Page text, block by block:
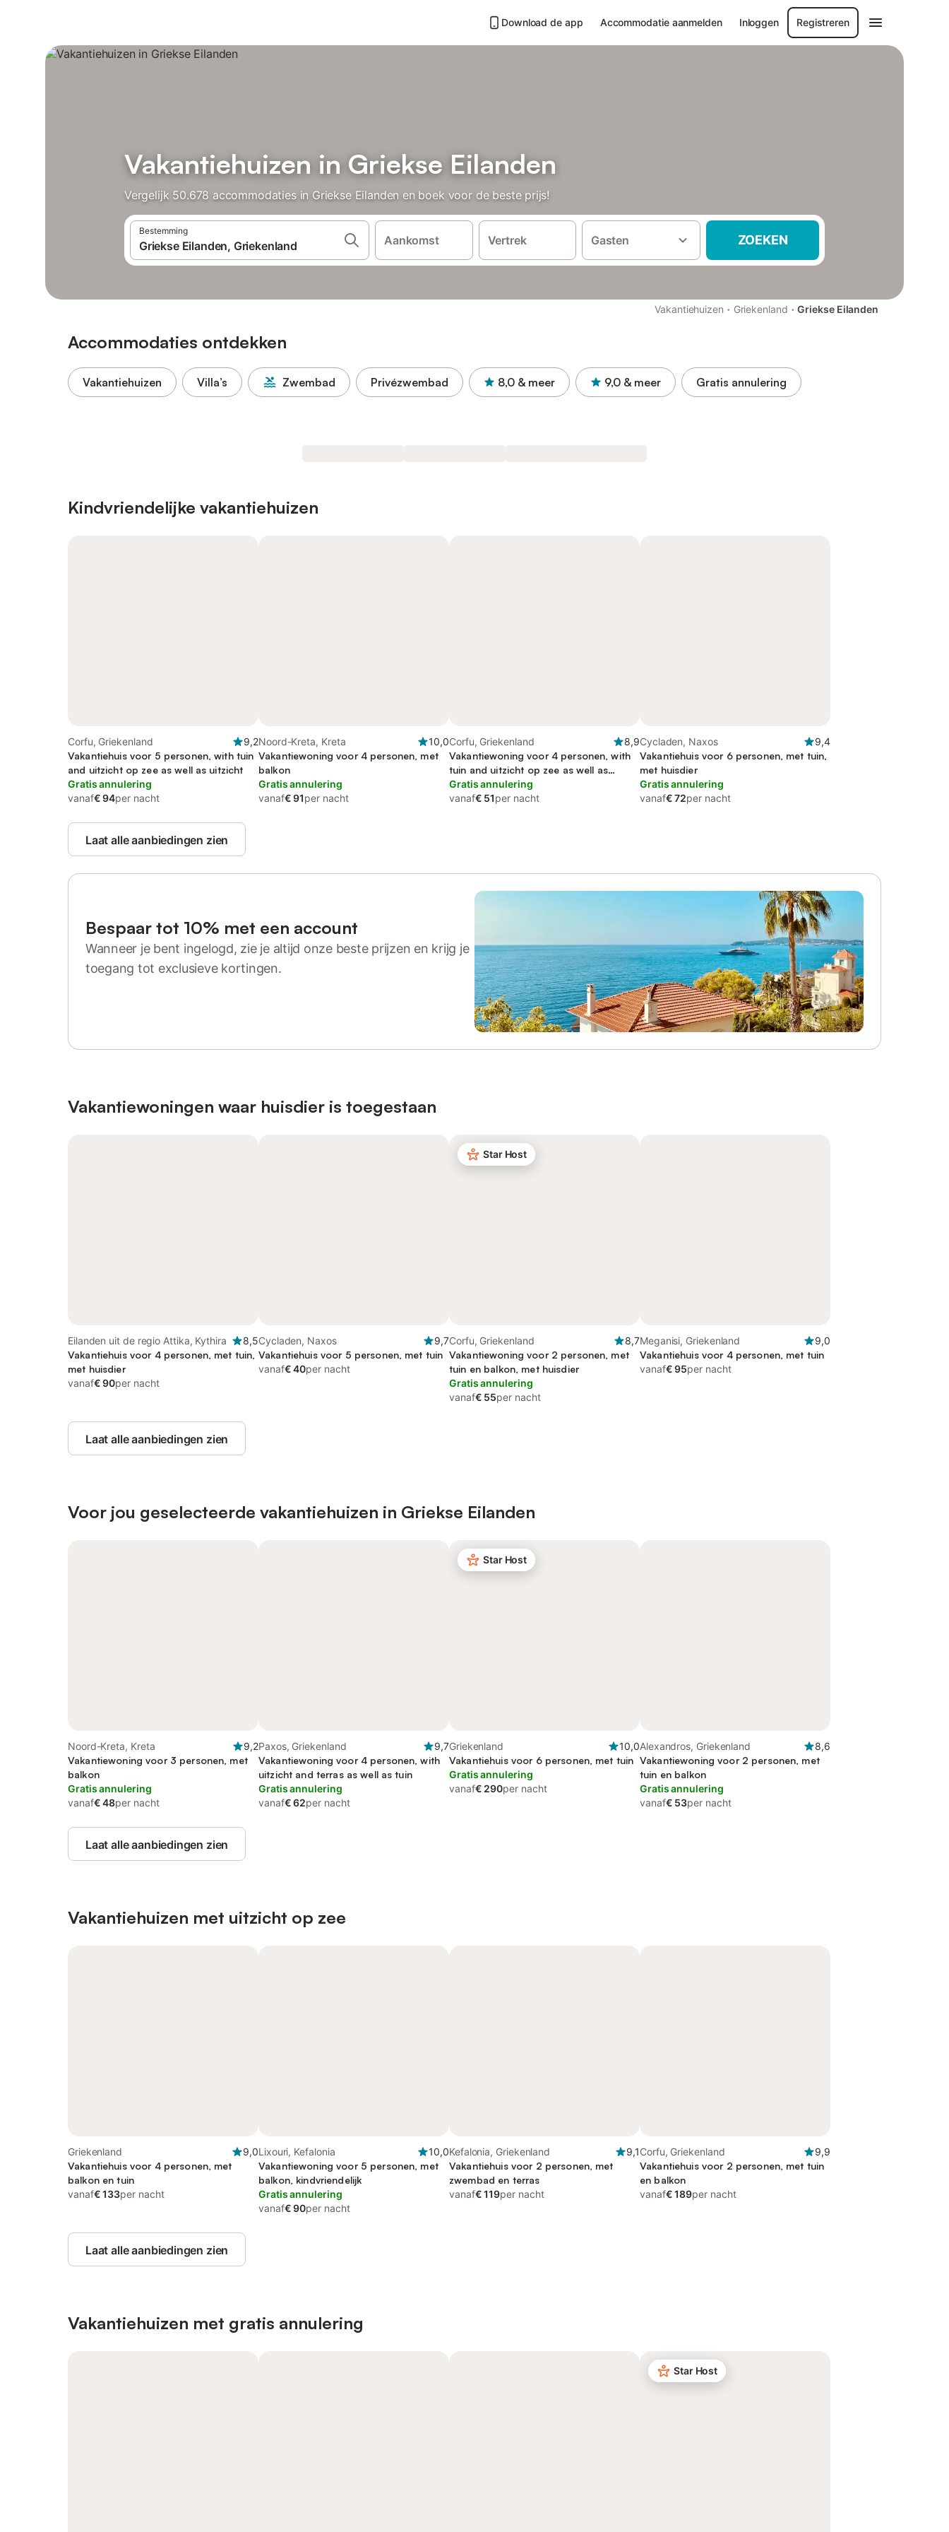
Download de app Accommodatie aanmelden Inloggen Registreren
Vakantiehuizen in Griekse Eilanden
Vergelijk 50.678 accommodaties in Griekse Eilanden en boek voor de beste prijs!
Bestemming
Aankomst Vertrek Gasten ZOEKEN
Vakantiehuizen · Griekenland · Griekse Eilanden
Accommodaties ontdekken
Vakantiehuizen Villa’s Zwembad Privézwembad 8,0 & meer 9,0 & meer Gratis annulering
Kindvriendelijke vakantiehuizen
Corfu, Griekenland
9,2
Vakantiehuis voor 5 personen, with tuin
and uitzicht op zee as well as uitzicht
Gratis annulering
vanaf€ 94per nacht
Noord-Kreta, Kreta
10,0
Vakantiewoning voor 4 personen, met
balkon
Gratis annulering
vanaf€ 91per nacht
Corfu, Griekenland
8,9
Vakantiewoning voor 4 personen, with
tuin and uitzicht op zee as well as
uitzicht
Gratis annulering
vanaf€ 51per nacht
Cycladen, Naxos
9,4
Vakantiehuis voor 6 personen, met tuin,
met huisdier
Gratis annulering
vanaf€ 72per nacht
Laat alle aanbiedingen zien
Bespaar tot 10% met een account
Wanneer je bent ingelogd, zie je altijd onze beste prijzen en krijg je
toegang tot exclusieve kortingen.
Vakantiewoningen waar huisdier is toegestaan
Eilanden uit de regio Attika, Kythira
8,5
Vakantiehuis voor 4 personen, met tuin,
met huisdier
vanaf€ 90per nacht
Cycladen, Naxos
9,7
Vakantiehuis voor 5 personen, met tuin
vanaf€ 40per nacht
Star Host
Corfu, Griekenland
8,7
Vakantiewoning voor 2 personen, met
tuin en balkon, met huisdier
Gratis annulering
vanaf€ 55per nacht
Meganisi, Griekenland
9,0
Vakantiehuis voor 4 personen, met tuin
vanaf€ 95per nacht
Laat alle aanbiedingen zien
Voor jou geselecteerde vakantiehuizen in Griekse Eilanden
Noord-Kreta, Kreta
9,2
Vakantiewoning voor 3 personen, met
balkon
Gratis annulering
vanaf€ 48per nacht
Paxos, Griekenland
9,7
Vakantiewoning voor 4 personen, with
uitzicht and terras as well as tuin
Gratis annulering
vanaf€ 62per nacht
Star Host
Griekenland
10,0
Vakantiehuis voor 6 personen, met tuin
Gratis annulering
vanaf€ 290per nacht
Alexandros, Griekenland
8,6
Vakantiewoning voor 2 personen, met
tuin en balkon
Gratis annulering
vanaf€ 53per nacht
Laat alle aanbiedingen zien
Vakantiehuizen met uitzicht op zee
Griekenland
9,0
Vakantiehuis voor 4 personen, met
balkon en tuin
vanaf€ 133per nacht
Lixouri, Kefalonia
10,0
Vakantiewoning voor 5 personen, met
balkon, kindvriendelijk
Gratis annulering
vanaf€ 90per nacht
Kefalonia, Griekenland
9,1
Vakantiehuis voor 2 personen, met
zwembad en terras
vanaf€ 119per nacht
Corfu, Griekenland
9,9
Vakantiehuis voor 2 personen, met tuin
en balkon
vanaf€ 189per nacht
Laat alle aanbiedingen zien
Vakantiehuizen met gratis annulering
Star Host